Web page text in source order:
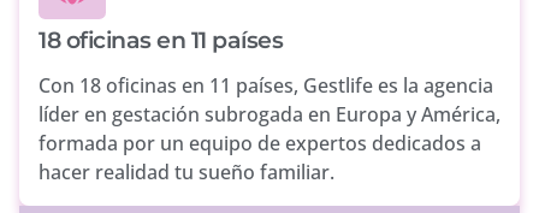
18 oficinas en 11 países
Con 18 oficinas en 11 países, Gestlife es la agencia
líder en gestación subrogada en Europa y América,
formada por un equipo de expertos dedicados a
hacer realidad tu sueño familiar.